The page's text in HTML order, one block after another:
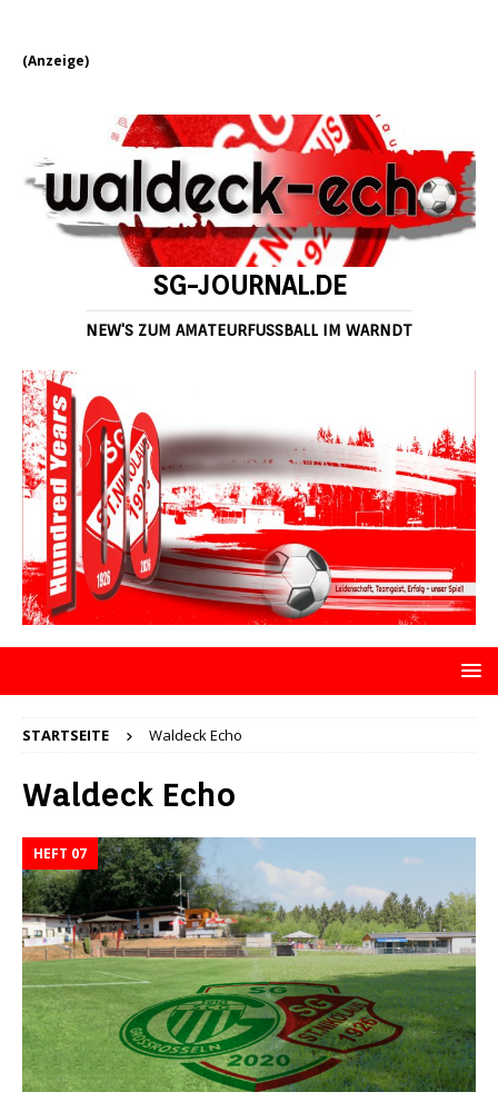
(Anzeige)
SG-JOURNAL.DE
NEW'S ZUM AMATEURFUSSBALL IM WARNDT
STARTSEITE Waldeck Echo
Waldeck Echo
HEFT 07